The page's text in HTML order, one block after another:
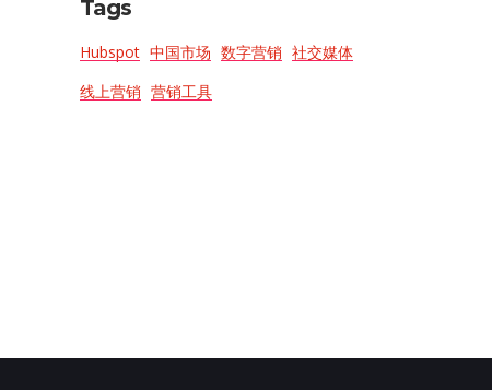
Tags
Hubspot 中国市场 数字营销 社交媒体
线上营销 营销工具